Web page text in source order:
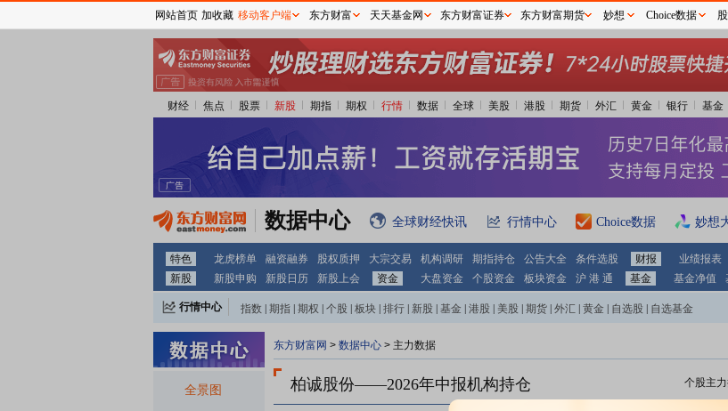
财经 焦点 股票 新股 期指 期权 行情 数据 全球 美股 港股 期货 外汇 黄金 银行 基金
数据中心 全球财经快讯 行情中心 Choice数据 妙想
特色 龙虎榜单 融资融券 股权质押 大宗交易 机构调研 期指持仓 公告大全 条件选股 财报 业绩报表
新股
新股申购 新股日历 新股上会 资金 大盘资金 个股资金 板块资金 沪 港 通 基金 基金净值
行情中心 指数 期指 期权 个股 板块 排行 新股 基金 港股 美股 期货 外汇 黄金 自选股 自选基金
全景图
东方财富网 > 数据中心 > 主力数据
柏诚股份——2026年中报机构持仓 个股主
网站首页 加收藏 移动客户端 东方财富 天天基金网 东方财富证券 东方财富期货 妙想 Choice数据